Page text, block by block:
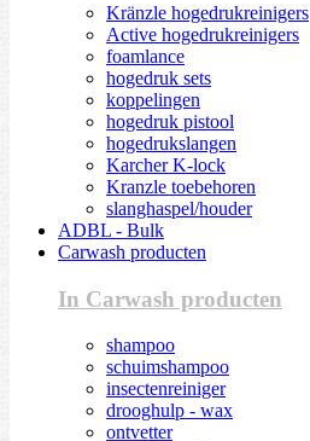
Kränzle hogedrukreinigers
Active hogedrukreinigers
foamlance
hogedruk sets
koppelingen
hogedruk pistool
hogedrukslangen
Karcher K-lock
Kranzle toebehoren
slanghaspel/houder
ADBL - Bulk
Carwash producten
In Carwash producten
shampoo
schuimshampoo
insectenreiniger
drooghulp - wax
ontvetter